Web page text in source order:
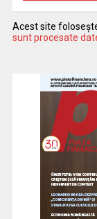
Acest site
sunt procesate